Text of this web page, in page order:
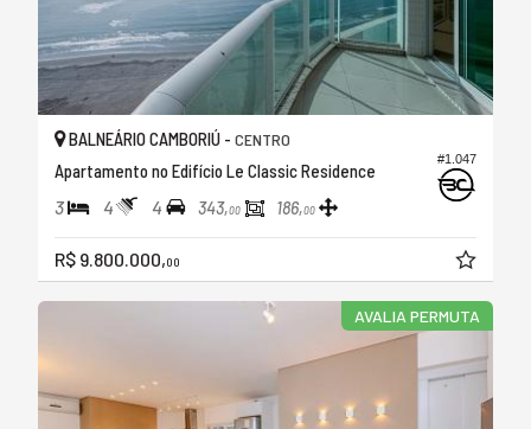
#1.047
BALNEÁRIO CAMBORIÚ - CENTRO
Apartamento no Edifício Le Classic Residence
3 4 4 343,00 186,00
R$ 9.800.000,00
AVALIA PERMUTA